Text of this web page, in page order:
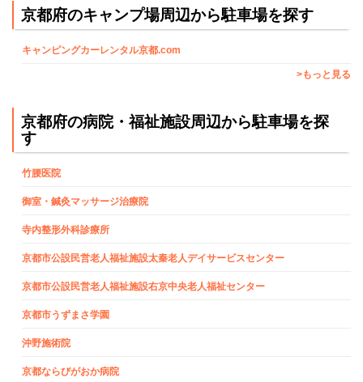
京都府のキャンプ場周辺から駐車場を探す
キャンピングカーレンタル京都.com
>もっと見る
京都府の病院・福祉施設周辺から駐車場を探
す
竹腰医院
御室・鍼灸マッサージ治療院
寺内整形外科診療所
京都市公設民営老人福祉施設太秦老人デイサービスセンター
京都市公設民営老人福祉施設右京中央老人福祉センター
京都市うずまさ学園
沖野施術院
京都ならびがおか病院